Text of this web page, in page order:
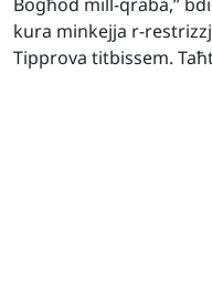
kura minkejja r-
Tipprova titbissem.